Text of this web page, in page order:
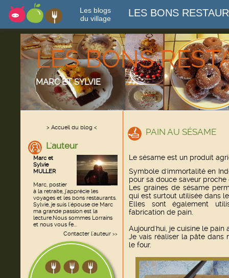
Les blogs
du village
LES BONS
LES BONS
MARC ET SYLVIE
> Accueil du blog <
L'auteur
Marc et
Sylvie
MULLER
Marc, postier
à la retraite, j'apprécie les
voyages et les bons restaurants.
Sylvie, je suis l'épouse de Marc
ma grande passion est la
lecture.Nous sommes Lorrains
et nous vous fe...
Contacter l'auteur >>
PAIN AU SÉSAME
Le sésame est un produit
Symbole d'immortalité en
pour sa douce saveur proche
Les graines de sésame
qui est surtout utilisée dans
Elles sont également
fabrication de pain.
Aujourd'hui, je cuisine le pain
Je vais réaliser la pâte dans
le four.